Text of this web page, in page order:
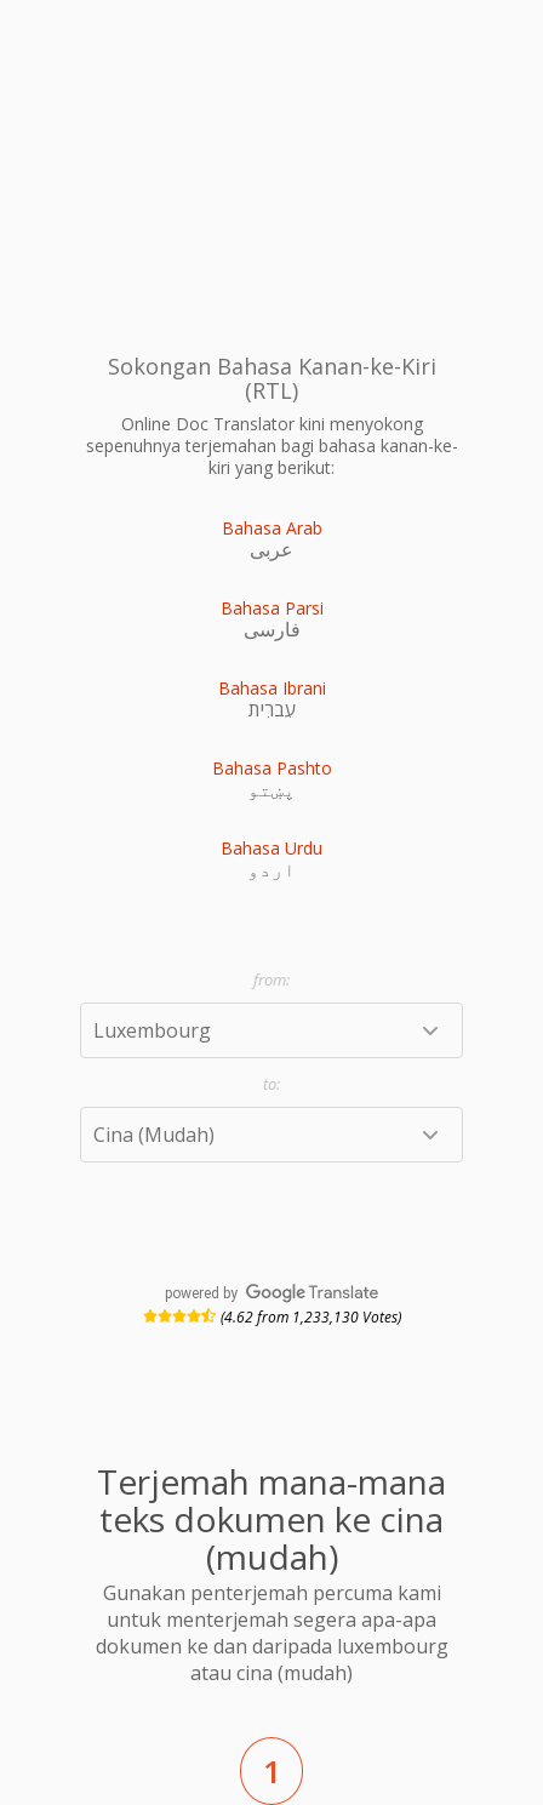
Sokongan Bahasa Kanan-ke-Kiri
(RTL)
Online Doc Translator kini menyokong
sepenuhnya terjemahan bagi bahasa kanan-ke-
kiri yang berikut:
Bahasa Arab
عربى
Bahasa Parsi
فارسی
Bahasa Ibrani
עִברִית
Bahasa Pashto
پښتو
Bahasa Urdu
اردو
powered by
(4.62 from 1,233,130 Votes)
Terjemah mana-mana
teks dokumen ke cina
(mudah)
Gunakan penterjemah percuma kami
untuk menterjemah segera apa-apa
dokumen ke dan daripada luxembourg
atau cina (mudah)
1